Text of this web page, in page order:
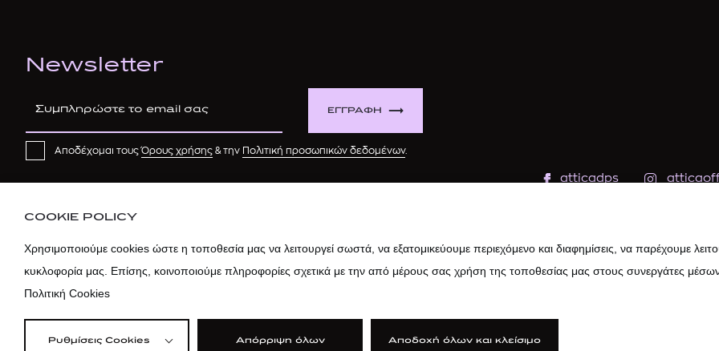
Newsletter
ΕΓΓΡΑΦΗ
Αποδέχομαι τουςΌρους χρήσης & την Πολιτική προσωπικών δεδομένων.
atticadps
COOKIE POLICY
Χρησιμοποιούμε cookies ώστε η τοποθεσία μας να λειτουργεί σωστά, να εξατομικεύουμε περιεχόμενο και διαφημίσεις, να παρέχουμε
κυκλοφορία μας. Επίσης, κοινοποιούμε πληροφορίες σχετικά με την από μέρους σας χρήση της τοποθεσίας μας στους συνεργάτες
Πολιτική Cookies
Ρυθμίσεις Cookies Απόρριψη όλων Αποδοχή όλων και κλείσιμο